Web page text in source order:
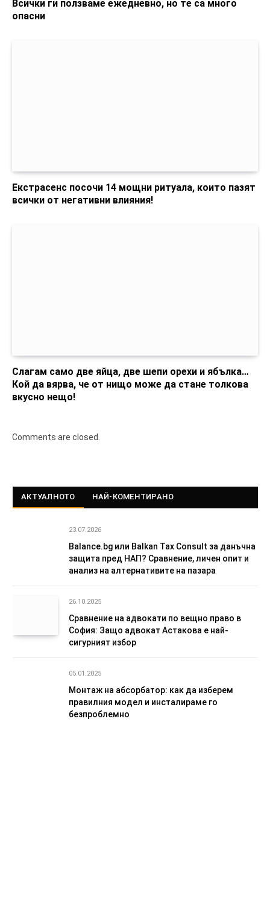
Всички ги ползваме ежедневно, но те са много
опасни
Екстрасенс посочи 14 мощни ритуала, които пазят
всички от негативни влияния!
Слагам само две яйца, две шепи орехи и ябълка…
Кой да вярва, че от нищо може да стане толкова
вкусно нещо!
Comments are closed.
АКТУАЛНОТО НАЙ-КОМЕНТИРАНО
23.07.2026
Balance.bg или Balkan Tax Consult за данъчна
защита пред НАП? Сравнение, личен опит и
анализ на алтернативите на пазара
26.10.2025
Сравнение на адвокати по вещно право в
София: Защо адвокат Астакова е най-
сигурният избор
05.01.2025
Монтаж на абсорбатор: как да изберем
правилния модел и инсталираме го
безпроблемно